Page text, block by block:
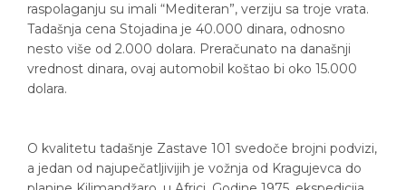
raspolaganju su imali “Mediteran”, verziju sa troje vrata.
Tadašnja cena Stojadina je 40.000 dinara, odnosno
nesto više od 2.000 dolara. Preračunato na današnji
vrednost dinara, ovaj automobil koštao bi oko 15.000
dolara.
O kvalitetu tadašnje Zastave 101 svedoče brojni podvizi,
a jedan od najupečatljivijih je vožnja od Kragujevca do